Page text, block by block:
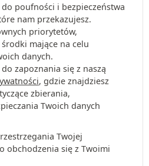
do poufności i bezpieczeństwa
nam przekazujesz.
priorytetów,
mające na celu
danych.
zapoznania się z naszą
, gdzie znajdziesz
zbierania,
Twoich danych
Twojej
obchodzenia się z Twoimi